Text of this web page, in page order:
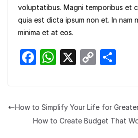
voluptatibus. Magni temporibus et
quia est dicta ipsum non et. In nam
minima et at eos.
F
e
b
W
s
A
X
C
y
Li
e
How to Simplify Your Life for
How to Create Budget That